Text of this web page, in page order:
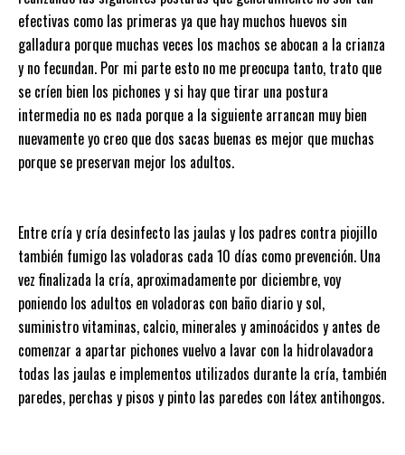
efectivas como las primeras ya que hay muchos huevos sin
galladura porque muchas veces los machos se abocan a la crianza
y no fecundan. Por mi parte esto no me preocupa tanto, trato que
se críen bien los pichones y si hay que tirar una postura
intermedia no es nada porque a la siguiente arrancan muy bien
nuevamente yo creo que dos sacas buenas es mejor que muchas
porque se preservan mejor los adultos.
Entre cría y cría desinfecto las jaulas y los padres contra piojillo
también fumigo las voladoras cada 10 días como prevención. Una
vez finalizada la cría, aproximadamente por diciembre, voy
poniendo los adultos en voladoras con baño diario y sol,
suministro vitaminas, calcio, minerales y aminoácidos y antes de
comenzar a apartar pichones vuelvo a lavar con la hidrolavadora
todas las jaulas e implementos utilizados durante la cría, también
paredes, perchas y pisos y pinto las paredes con látex antihongos.